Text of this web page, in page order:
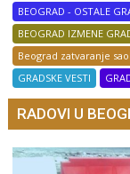
BEOGRAD - OSTALE
BEOGRAD IZMENE
Beograd zatvaranje
GRADSKE VESTI
RADOVI U